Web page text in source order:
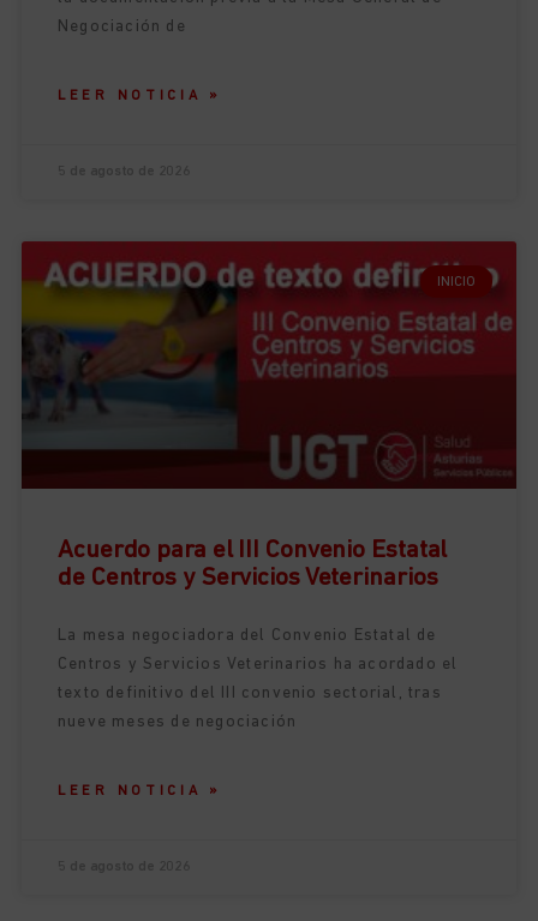
Negociación de
LEER NOTICIA »
INICIO
Acuerdo para el III Convenio Estatal
de Centros y Servicios Veterinarios
La mesa negociadora del Convenio Estatal de
Centros y Servicios Veterinarios ha acordado el
texto definitivo del III convenio sectorial, tras
nueve meses de negociación
LEER NOTICIA »